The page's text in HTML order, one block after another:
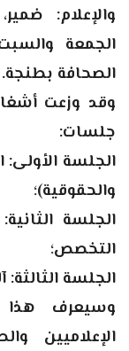
والإعلام:
الصحافة بطنجة.
وقد وزعت
جلسات:
الجلسة الأولى:
والحقوقية)؛
الجلسة
التخصص؛
الجلسة الثالثة:
وسيعرف هذا
الإعلاميين